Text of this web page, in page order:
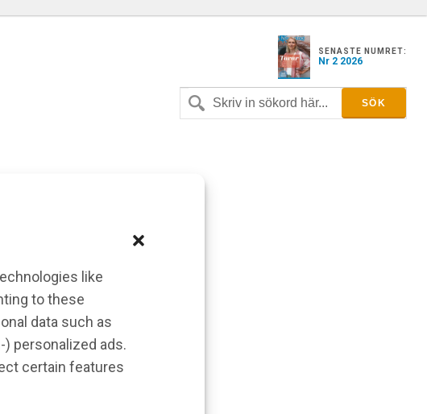
like
to these
data such as
personalized ads.
certain features
SENASTE NUMRET:
Nr 2 2026